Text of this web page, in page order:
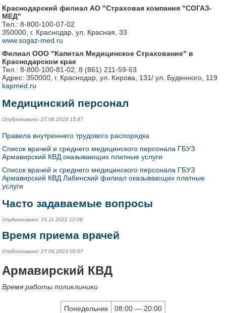
Краснодарский филиал АО "Страховая компания "СОГАЗ-
МЕД"
Тел.: 8-800-100-07-02
350000, г. Краснодар, ул. Красная, 33
www.sogaz-med.ru
Филиал ООО "Капитал Медицинское Страхование" в
Краснодарском крае
Тел.: 8-800-100-81-02, 8 (861) 211-59-63
Адрес: 350000, г. Краснодар, ул. Кирова, 131/ ул. Буденного, 119
kapmed.ru
Медицинский персонал
Опубликовано: 27.06.2023 15:47
Правила внутреннего трудового распорядка
Список врачей и среднего медицинского персонала ГБУЗ
Армавирский КВД оказывающих платные услуги
Список врачей и среднего медицинского персонала ГБУЗ
Армавирский КВД Лабинский филиал оказывающих платные
услуги
Часто задаваемые вопросы
Опубликовано: 10.11.2022 12:09
Время приема врачей
Опубликовано: 27.06.2023 09:07
Армавирский КВД
Время работы поликлиники
Понедельник
08:00 — 20:00